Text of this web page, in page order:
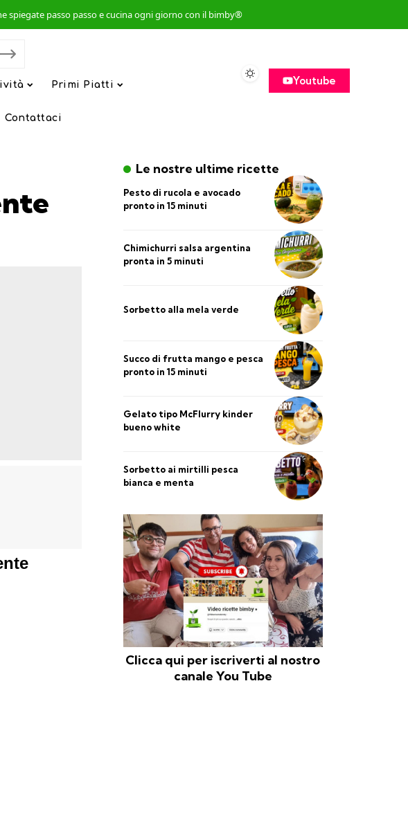
spiegate passo passo e cucina ogni giorno con il bimby®
Primi Piatti
Contattaci
Youtube
Le nostre ultime ricette
Pesto di rucola e avocado
pronto in 15 minuti
Chimichurri salsa argentina
pronta in 5 minuti
Sorbetto alla mela verde
Succo di frutta mango e pesca
pronto in 15 minuti
Gelato tipo McFlurry kinder
bueno white
Sorbetto ai mirtilli pesca
bianca e menta
Clicca qui per iscriverti al nostro
canale You Tube